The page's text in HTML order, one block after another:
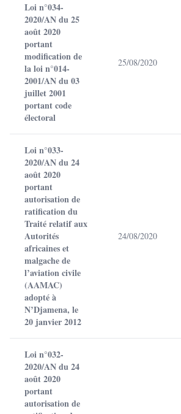
Loi n°034-
2020/AN du 25
août 2020
portant
modification de
la loi n°014-
2001/AN du 03
juillet 2001
portant code
électoral
25/08/2020
Loi n°033-
2020/AN du 24
août 2020
portant
autorisation de
ratification du
Traité relatif aux
Autorités
africaines et
malgache de
l’aviation civile
(AAMAC)
adopté à
N’Djamena, le
20 janvier 2012
24/08/2020
Loi n°032-
2020/AN du 24
août 2020
portant
autorisation de